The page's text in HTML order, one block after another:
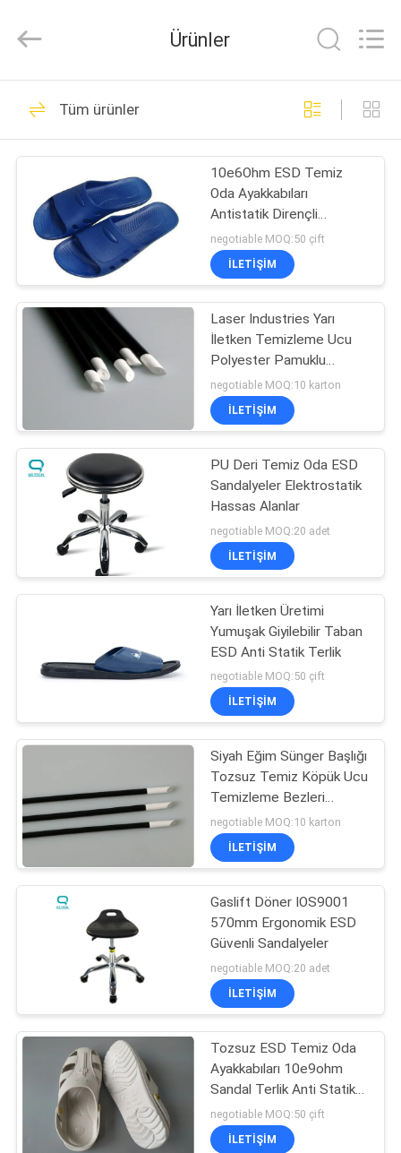
ANA
SAYFA
ÜRÜNLER
HAKKIMIZDA
FABRIKA
TURU
KALITE
BIZE
ULAŞIN
HABERLER
HARITASI
PRIVACY
POLICY
Technology
Co.,Ltd.
Reserved.
Temiz Oda
Mendilleri
148
Temiz Oda Parmak
Karyolası
85
Temiz Oda Yapışkan
Paspaslar
55
Temiz Oda Yapışkan
Rulo
Şablon Silecek
Rulosu
59
Temiz oda ESD
Sandalyeler
43
Ürünler
Tüm ürünler
10e6Ohm ESD Temiz
Oda Ayakkabıları
Antistatik Dirençli
Kaymaz Temiz Oda
Güvenlik Ayakkabıları
negotiable MOQ:50 çift
İLETIŞIM
Laser Industries Yarı
İletken Temizleme Ucu
Polyester Pamuklu
Temizleme Bezleri
negotiable MOQ:10 karton
İLETIŞIM
PU Deri Temiz Oda ESD
Sandalyeler Elektrostatik
Hassas Alanlar
negotiable MOQ:20 adet
İLETIŞIM
Yarı İletken Üretimi
Yumuşak Giyilebilir Taban
ESD Anti Statik Terlik
negotiable MOQ:50 çift
İLETIŞIM
Siyah Eğim Sünger Başlığı
Tozsuz Temiz Köpük Ucu
Temizleme Bezleri
Sünger Çubuk
negotiable MOQ:10 karton
İLETIŞIM
Gaslift Döner IOS9001
570mm Ergonomik ESD
Güvenli Sandalyeler
negotiable MOQ:20 adet
İLETIŞIM
Tozsuz ESD Temiz Oda
Ayakkabıları 10e9ohm
Sandal Terlik Anti Statik
Ayakkabılar
negotiable MOQ:50 çift
İLETIŞIM